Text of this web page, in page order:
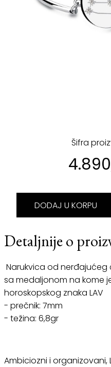
Šifra
DODAJ U KORPU
Detaljnije o
Narukvica od nerđajućeg
sa medaljonom na kome
horoskopskog znaka LAV
- prečnik: 7mm
- težina: 6,8gr
Ambiciozni i organizovani,